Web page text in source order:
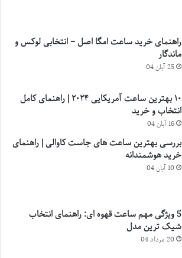
راهنمای خرید ساعت امگا اصل – انتخابی لوکس و
ماندگار
25 آبان 04
۱۰ بهترین ساعت آمریکایی ۲۰۲۴ | راهنمای کامل
انتخاب و خرید
16 آبان 04
بررسی بهترین ساعت های جاست کاوالی | راهنمای
خرید هوشمندانه
10 آبان 04
5 ویژگی مهم ساعت قهوه ای: راهنمای انتخاب
شیک ترین مدل
20 مرداد 04